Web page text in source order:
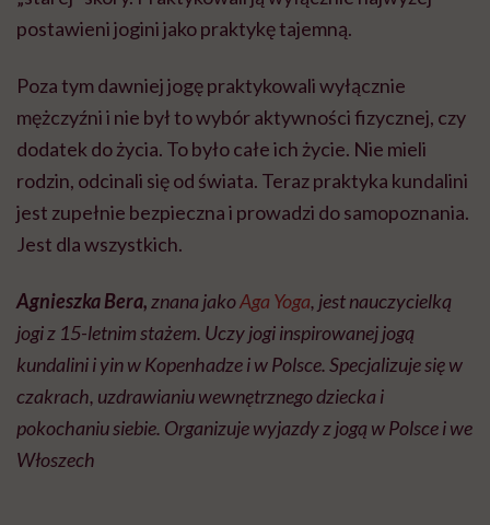
postawieni jogini jako praktykę tajemną.
Poza tym dawniej jogę praktykowali wyłącznie
mężczyźni i nie był to wybór aktywności fizycznej, czy
dodatek do życia. To było całe ich życie. Nie mieli
rodzin, odcinali się od świata. Teraz praktyka kundalini
jest zupełnie bezpieczna i prowadzi do samopoznania.
Jest dla wszystkich.
Agnieszka Bera,znana jakoAga Yoga, jest nauczycielką
jogi z 15-letnim stażem. Uczy jogi inspirowanej jogą
kundalini i yin w Kopenhadze i w Polsce. Specjalizuje się w
czakrach, uzdrawianiu wewnętrznego dziecka i
pokochaniu siebie. Organizuje wyjazdy z jogą w Polsce i we
Włoszech